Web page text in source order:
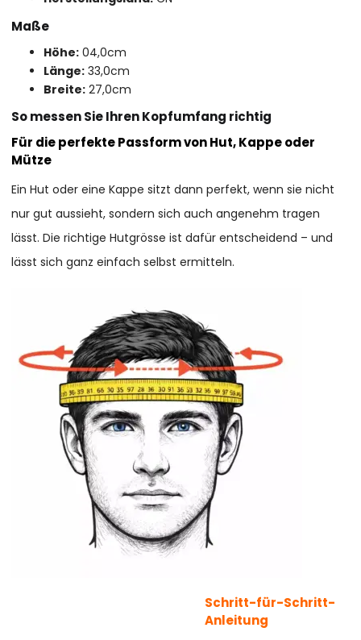
Maße
Höhe: 04,0cm
Länge: 33,0cm
Breite: 27,0cm
So messen Sie Ihren Kopfumfang richtig
Für die perfekte Passform von Hut, Kappe oder
Mütze
Ein Hut oder eine Kappe sitzt dann perfekt, wenn sie nicht
nur gut aussieht, sondern sich auch angenehm tragen
lässt. Die richtige Hutgrösse ist dafür entscheidend – und
lässt sich ganz einfach selbst ermitteln.
Schritt-für-Schritt-
Anleitung